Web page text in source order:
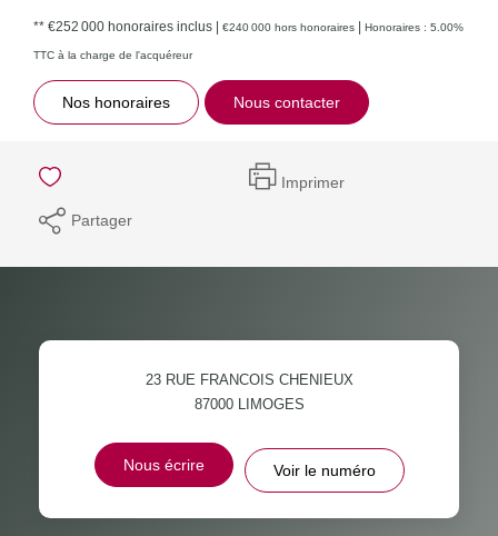
** €252 000 honoraires inclus | €240 000 hors honoraires | Honoraires : 5.00%
TTC à la charge de l'acquéreur
Nos honoraires Nous contacter
Imprimer
Partager
23 RUE FRANCOIS CHENIEUX
87000 LIMOGES
Nous écrire Voir le numéro